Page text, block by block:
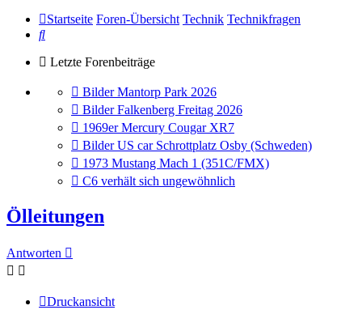
Startseite Foren-Übersicht Technik Technikfragen
Suche
Letzte Forenbeiträge
Gehe
zum
letzten
Beitrag
Bilder Mantorp Park 2026
Gehe
zum
letzten
Beitrag
Bilder Falkenberg Freitag 2026
Gehe
zum
letzten
Beitrag
1969er Mercury Cougar XR7
Gehe
zum
letzten
Beitrag
Bilder US car Schrottplatz Osby (Schweden)
Gehe
zum
letzten
1973 Mustang Mach 1 (351C/FMX)
Gehe
Beitrag
C6 verhält sich ungewöhnlich
Ölleitungen
Antworten
Druckansicht